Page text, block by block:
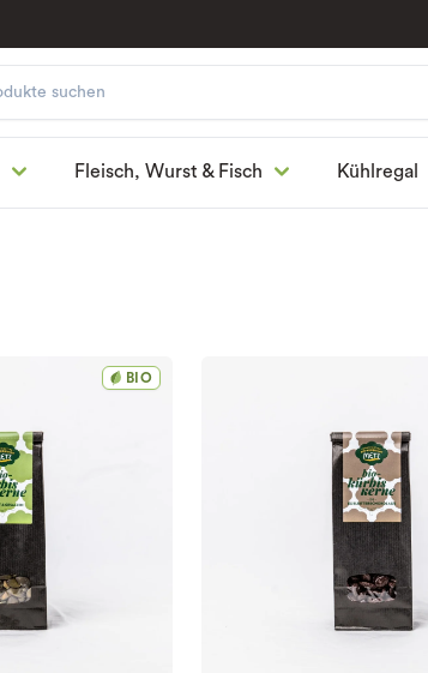
Fleisch, Wurst & Fisch Kühlregal
BIO